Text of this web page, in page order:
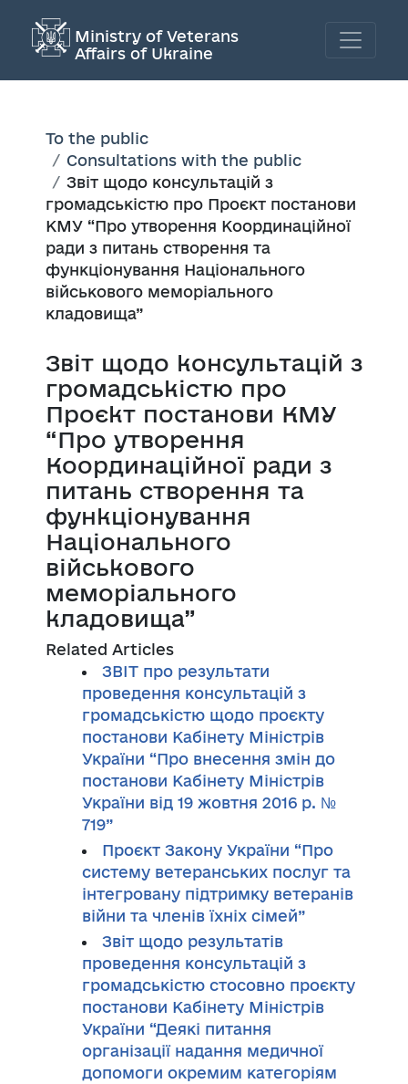
Ministry of Veterans
Affairs of Ukraine
To the public
Consultations with the public
Звіт щодо консультацій з
громадськістю про Проєкт постанови
КМУ “Про утворення Координаційної
ради з питань створення та
функціонування Національного
військового меморіального
кладовища”
Звіт щодо консультацій з
громадськістю про
Проєкт постанови КМУ
“Про утворення
Координаційної ради з
питань створення та
функціонування
Національного
військового
меморіального
кладовища”
Related Articles
ЗВІТ про результати
проведення консультацій з
громадськістю щодо проєкту
постанови Кабінету Міністрів
України “Про внесення змін до
постанови Кабінету Міністрів
України від 19 жовтня 2016 р. №
719”
Проєкт Закону України “Про
систему ветеранських послуг та
інтегровану підтримку ветеранів
війни та членів їхніх сімей”
Звіт щодо результатів
проведення консультацій з
громадськістю стосовно проєкту
постанови Кабінету Міністрів
України “Деякі питання
організації надання медичної
допомоги окремим категоріям